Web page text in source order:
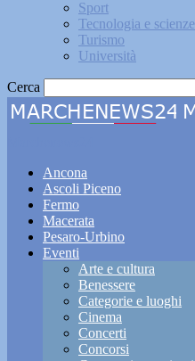
Sport
Tecnologia e scienze
Turismo
Università
Cerca
Ancona
Ascoli Piceno
Fermo
Macerata
Pesaro-Urbino
Eventi
Arte e cultura
Benessere
Categorie e luoghi
Cinema
Concerti
Concorsi